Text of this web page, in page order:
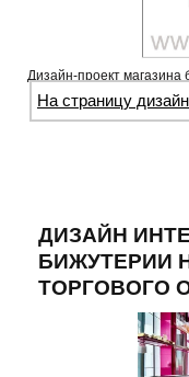
Дизайн-проект магазина
На страницу
ДИЗАЙН
БИЖУТЕРИИ
ТОРГОВОГО